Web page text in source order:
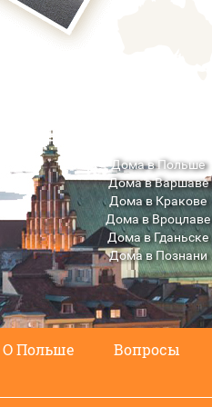
Дома в Польше
Дома в Варшаве
Дома в Кракове
Дома в Вроцлаве
Дома в Гданьске
Дома в Познани
Дома в Люблине
О Польше Вопросы